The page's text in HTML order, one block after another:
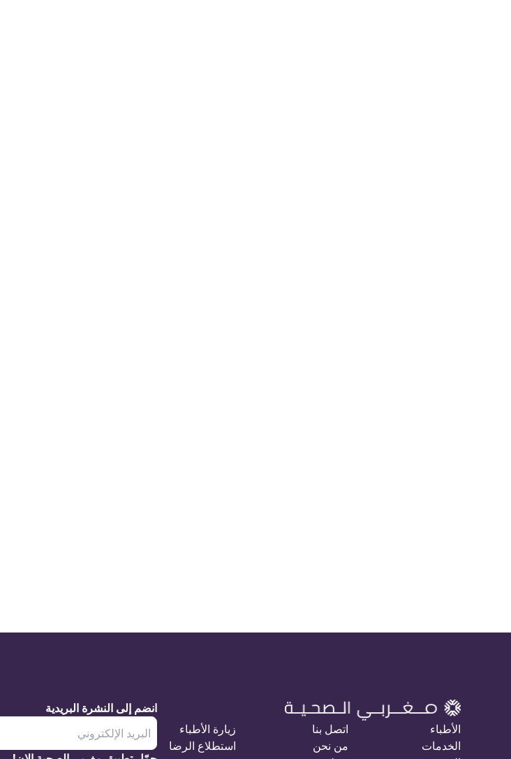
الأطباء
الخدمات
اتصل بنا
من نحن
زيارة الأطباء
استطلاع الرضا
انضم إلى النشرة البريدية